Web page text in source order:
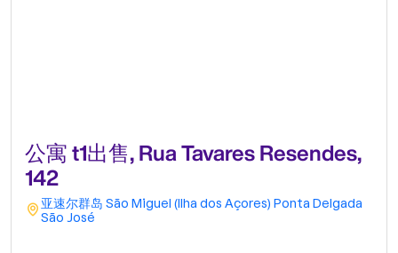
公寓 t1出售, Rua Tavares Resendes,
142
亚速尔群岛 São Miguel (Ilha dos Açores) Ponta Delgada
São José